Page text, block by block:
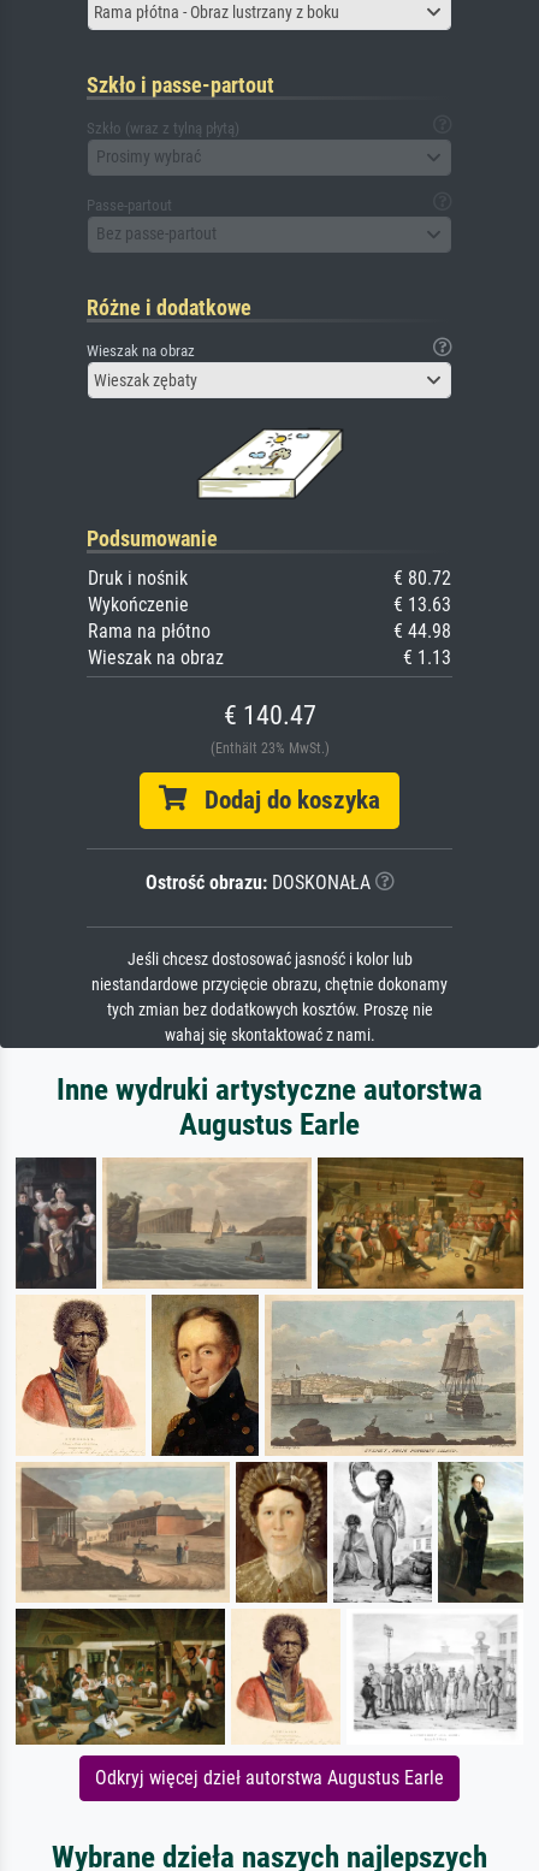
Rama płótna - Obraz lustrzany z boku
Szkło i passe-partout
Szkło (wraz z tylną płytą)
Prosimy wybrać
Passe-partout
Bez passe-partout
Różne i dodatkowe
Wieszak na obraz
Wieszak zębaty
Podsumowanie
Druk i nośnik
€ 80.72
Wykończenie
€ 13.63
Rama na płótno
€ 44.98
Wieszak na obraz
€ 1.13
€ 140.47
(Enthält 23% MwSt.)
Dodaj do koszyka
Ostrość obrazu:DOSKONAŁA
Jeśli chcesz dostosować jasność i kolor lub
niestandardowe przycięcie obrazu, chętnie dokonamy
tych zmian bez dodatkowych kosztów. Proszę nie
wahaj się skontaktować z nami.
Inne wydruki artystyczne autorstwa
Augustus Earle
Odkryj więcej dzieł autorstwa Augustus Earle
Wybrane dzieła naszych najlepszych